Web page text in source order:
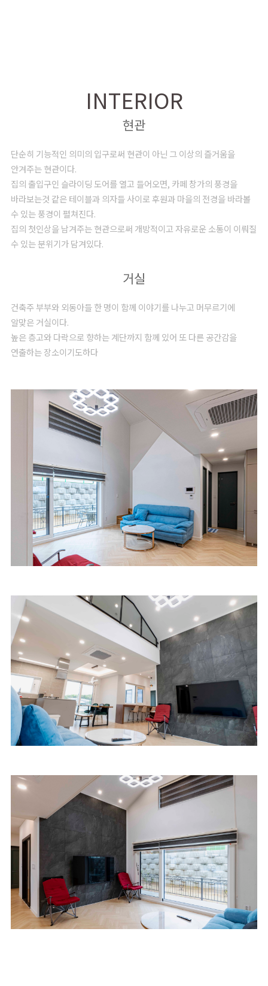
INTERIOR
현관
단순히 기능적인 의미의 입구로써 현관이 아닌 그 이상의 즐거움을
안겨주는 현관이다.
집의 출입구인 슬라이딩 도어를 열고 들어오면, 카페 창가의 풍경을
바라보는것 같은 테이블과 의자들 사이로 후원과 마을의 전경을 바라볼
수 있는 풍경이 펼쳐진다.
집의 첫인상을 남겨주는 현관으로써 개방적이고 자유로운 소통이 이뤄질
수 있는 분위기가 담겨있다.
거실
건축주 부부와 외동아들 한 명이 함께 이야기를 나누고 머무르기에
알맞은 거실이다.
높은 층고와 다락으로 향하는 계단까지 함께 있어 또 다른 공간감을
연출하는 장소이기도하다